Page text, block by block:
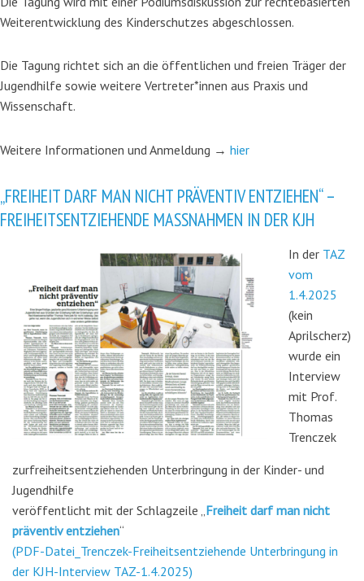
Weiterentwicklung des Kinderschutzes abgeschlossen.
Die Tagung richtet sich an die öffentlichen und freien Träger der
Jugendhilfe sowie weitere Vertreter*innen aus Praxis und
Wissenschaft.
Weitere Informationen und Anmeldung → hier
„FREIHEIT DARF MAN NICHT PRÄVENTIV ENTZIEHEN“ –
FREIHEITSENTZIEHENDE MASSNAHMEN IN DER KJH
In der TAZ
vom
1.4.2025
(kein
Aprilscherz)
wurde ein
Interview
mit Prof.
Thomas
Trenczek
zurfreiheitsentziehenden Unterbringung in der Kinder- und
Jugendhilfe
veröffentlicht mit der Schlagzeile „Freiheit darf man nicht
präventiv entziehen“
(PDF-Datei_Trenczek-Freiheitsentziehende Unterbringung in
der KJH-Interview TAZ-1.4.2025)